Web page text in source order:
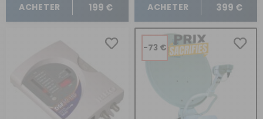
ACHETER 199 € ACHETER 399 €
-73 €